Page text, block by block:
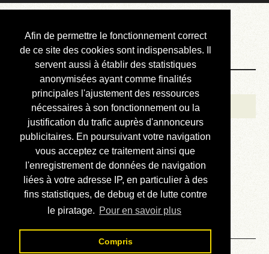
Afin de permettre le fonctionnement correct
de ce site des cookies sont indispensables. Il
servent aussi à établir des statistiques
anonymisées ayant comme finalités
principales l'ajustement des ressources
nécessaires à son fonctionnement ou la
justification du trafic auprès d'annonceurs
publicitaires. En poursuivant votre navigation
vous acceptez ce traitement ainsi que
l'enregistrement de données de navigation
liées à votre adresse IP, en particulier à des
fins statistiques, de debug et de lutte contre
le piratage. Pour en savoir plus
Compris
Courbis, « LE »
Blog Officiel
Bienvenue
Réalisations
Divers (et d’été)
Annonces
Liens externes
Téléchargement
Contact